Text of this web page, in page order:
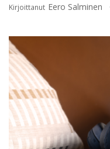
Kirjoittanut Eero Salminen